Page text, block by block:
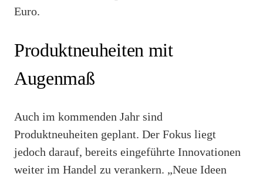
Euro.
Produktneuheiten mit
Augenmaß
Auch im kommenden Jahr sind
Produktneuheiten geplant. Der Fokus liegt
jedoch darauf, bereits eingeführte Innovationen
weiter im Handel zu verankern. „Neue Ideen